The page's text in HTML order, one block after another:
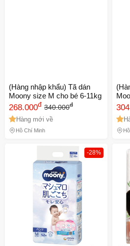
(Hàng nhập khẩu) Tã dán
Moony size M cho bé 6-11kg
268.000đ 340.000đ
Hàng mới về
Hồ Chí Minh
5kg
-28%